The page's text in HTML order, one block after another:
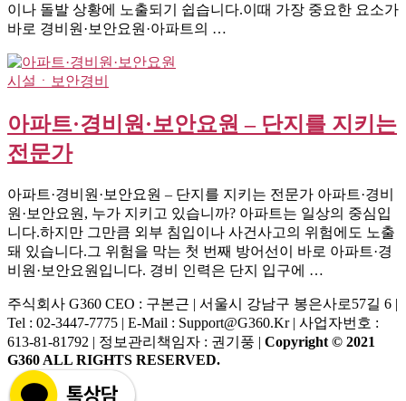
이나 돌발 상황에 노출되기 쉽습니다.이때 가장 중요한 요소가
바로 경비원·보안요원·아파트의 …
시설ㆍ보안경비
아파트·경비원·보안요원 – 단지를 지키는
전문가
아파트·경비원·보안요원 – 단지를 지키는 전문가 아파트·경비
원·보안요원, 누가 지키고 있습니까? 아파트는 일상의 중심입
니다.하지만 그만큼 외부 침입이나 사건사고의 위험에도 노출
돼 있습니다.그 위험을 막는 첫 번째 방어선이 바로 아파트·경
비원·보안요원입니다. 경비 인력은 단지 입구에 …
주식회사 G360 CEO : 구본근 | 서울시 강남구 봉은사로57길 6 |
Tel : 02-3447-7775 | E-Mail : Support@g360.kr | 사업자번호 :
613-81-81792 | 정보관리책임자 : 권기풍 | Copyright © 2021
G360 ALL RIGHTS RESERVED.